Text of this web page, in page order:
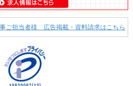
ご担当者様 広告掲載・資料請求はこちら